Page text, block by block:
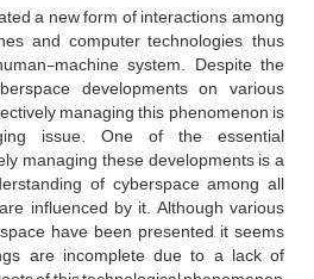
a new form of interactions among
and computer technologies, thus
machine system. Despite the
developments on various
managing this phenomenon is
issue. One of the essential
managing these developments is a
of cyberspace among all
influenced by it. Although various
have been presented, it seems
are incomplete due to a lack of